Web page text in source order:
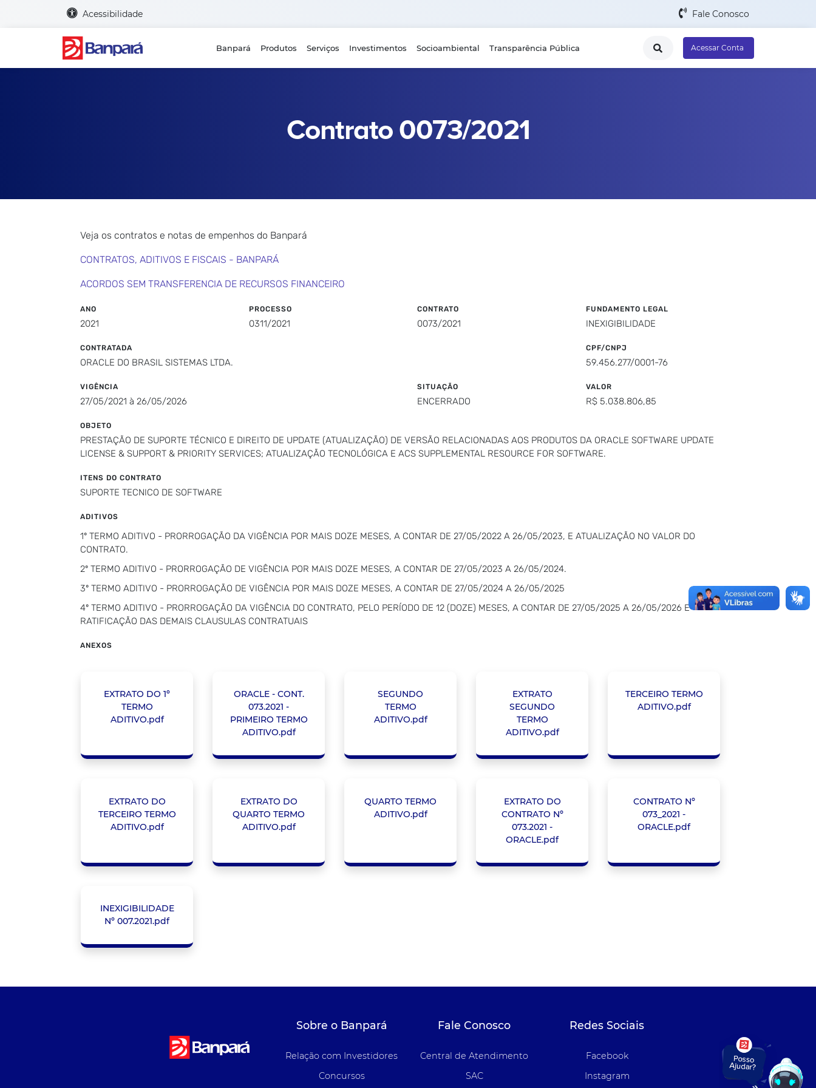
Acessibilidade Fale Conosco
Banpará Produtos Serviços Investimentos Socioambiental Transparência Pública Acessar Conta
Contrato 0073/2021
Veja os contratos e notas de empenhos do Banpará
CONTRATOS, ADITIVOS E FISCAIS - BANPARÁ
ACORDOS SEM TRANSFERENCIA DE RECURSOS FINANCEIRO
ANO
2021
PROCESSO
0311/2021
CONTRATO
0073/2021
FUNDAMENTO LEGAL
INEXIGIBILIDADE
CONTRATADA
ORACLE DO BRASIL SISTEMAS LTDA.
CPF/CNPJ
59.456.277/0001-76
VIGÊNCIA
27/05/2021 à 26/05/2026
SITUAÇÃO
ENCERRADO
VALOR
R$ 5.038.806,85
OBJETO
PRESTAÇÃO DE SUPORTE TÉCNICO E DIREITO DE UPDATE (ATUALIZAÇÃO) DE VERSÃO RELACIONADAS AOS PRODUTOS DA ORACLE SOFTWARE UPDATE
LICENSE & SUPPORT & PRIORITY SERVICES; ATUALIZAÇÃO TECNOLÓGICA E ACS SUPPLEMENTAL RESOURCE FOR SOFTWARE.
ITENS DO CONTRATO
SUPORTE TECNICO DE SOFTWARE
ADITIVOS
1º TERMO ADITIVO - PRORROGAÇÃO DA VIGÊNCIA POR MAIS DOZE MESES, A CONTAR DE 27/05/2022 A 26/05/2023, E ATUALIZAÇÃO NO VALOR DO
CONTRATO.
2º TERMO ADITIVO - PRORROGAÇÃO DE VIGÊNCIA POR MAIS DOZE MESES, A CONTAR DE 27/05/2023 A 26/05/2024.
3º TERMO ADITIVO - PRORROGAÇÃO DE VIGÊNCIA POR MAIS DOZE MESES, A CONTAR DE 27/05/2024 A 26/05/2025
4º TERMO ADITIVO - PRORROGAÇÃO DA VIGÊNCIA DO CONTRATO, PELO PERÍODO DE 12 (DOZE) MESES, A CONTAR DE 27/05/2025 A 26/05/2026 E
RATIFICAÇÃO DAS DEMAIS CLAUSULAS CONTRATUAIS
ANEXOS
EXTRATO DO 1º
TERMO
ADITIVO.pdf
ORACLE - CONT.
073.2021 -
PRIMEIRO TERMO
ADITIVO.pdf
SEGUNDO
TERMO
ADITIVO.pdf
EXTRATO
SEGUNDO
TERMO
ADITIVO.pdf
TERCEIRO TERMO
ADITIVO.pdf
EXTRATO DO
TERCEIRO TERMO
ADITIVO.pdf
EXTRATO DO
QUARTO TERMO
ADITIVO.pdf
QUARTO TERMO
ADITIVO.pdf
EXTRATO DO
CONTRATO Nº
073.2021 -
ORACLE.pdf
CONTRATO Nº
073_2021 -
ORACLE.pdf
INEXIGIBILIDADE
Nº 007.2021.pdf
Sobre o Banpará
Relação com Investidores
Concursos
Fale Conosco
Central de Atendimento
SAC
Redes Sociais
Facebook
Instagram